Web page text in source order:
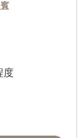
度